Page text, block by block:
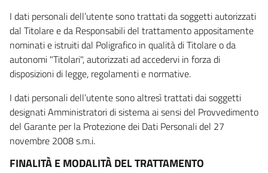
I dati personali dell’utente sono trattati da soggetti autorizzati
dal Titolare e da Responsabili del trattamento appositamente
nominati e istruiti dal Poligrafico in qualità di Titolare o da
autonomi "Titolari", autorizzati ad accedervi in forza di
disposizioni di legge, regolamenti e normative.
I dati personali dell’utente sono altresì trattati dai soggetti
designati Amministratori di sistema ai sensi del Provvedimento
del Garante per la Protezione dei Dati Personali del 27
novembre 2008 s.m.i.
FINALITÀ E MODALITÀ DEL TRATTAMENTO